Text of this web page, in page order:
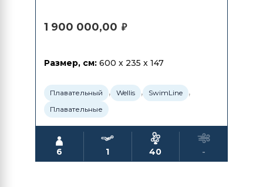
1 900 000,00 ₽
Размер, см: 600 x 235 x 147
Плавательный , Wellis , SwimLine ,
Плавательные
6 1 40 -